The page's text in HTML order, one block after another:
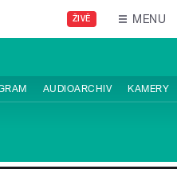
ŽIVĚ MENU
AUDIOARCHIV KAMERY